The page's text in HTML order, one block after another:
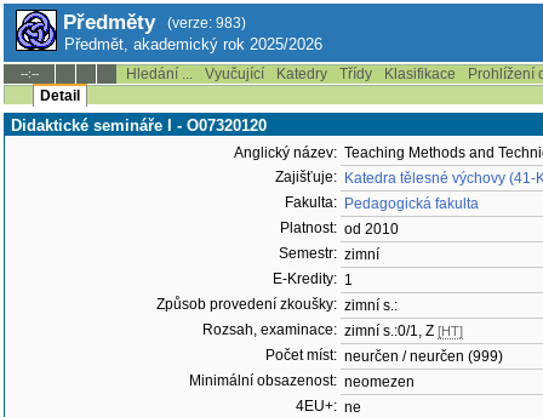
Předměty (verze: 983)
Předmět, akademický rok 2025/2026
--:-- Hledání ... Vyučující Katedry Třídy Klasifikace
Prohlížení
Detail
Didaktické semináře I - O07320120
Anglický název: Teaching Methods and
Zajišťuje: Katedra tělesné výchovy (41-
Fakulta: Pedagogická fakulta
Platnost: od 2010
Semestr: zimní
E-Kredity: 1
Způsob provedení zkoušky: zimní s.:
Rozsah, examinace: zimní s.:0/1, Z [HT]
Počet míst: neurčen / neurčen (999)
Minimální obsazenost: neomezen
4EU+: ne